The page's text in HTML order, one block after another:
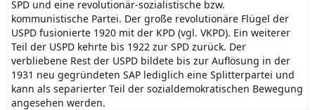
SPD und eine revolutionär-sozialistische bzw.
kommunistische Partei. Der große revolutionäre Flügel der
USPD fusionierte 1920 mit der KPD (vgl. VKPD). Ein weiterer
Teil der USPD kehrte bis 1922 zur SPD zurück. Der
verbliebene Rest der USPD bildete bis zur Auflösung in der
1931 neu gegründeten SAP lediglich eine Splitterpartei und
kann als separierter Teil der sozialdemokratischen Bewegung
angesehen werden.